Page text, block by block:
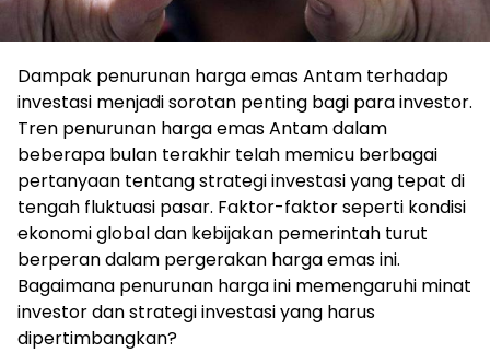
Dampak penurunan harga emas Antam terhadap
investasi menjadi sorotan penting bagi para investor.
Tren penurunan harga emas Antam dalam
beberapa bulan terakhir telah memicu berbagai
pertanyaan tentang strategi investasi yang tepat di
tengah fluktuasi pasar. Faktor-faktor seperti kondisi
ekonomi global dan kebijakan pemerintah turut
berperan dalam pergerakan harga emas ini.
Bagaimana penurunan harga ini memengaruhi minat
investor dan strategi investasi yang harus
dipertimbangkan?